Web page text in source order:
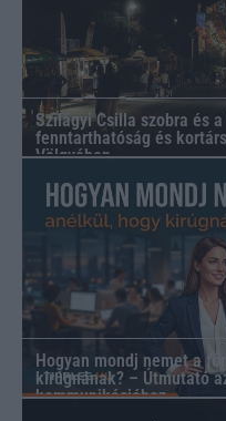
Szilágyi Csilla szobra és
fenntarthatóság és
Völgyében
Hogyan mondj nemet a
kirúgnának? – Útmutató
kommunikációhoz